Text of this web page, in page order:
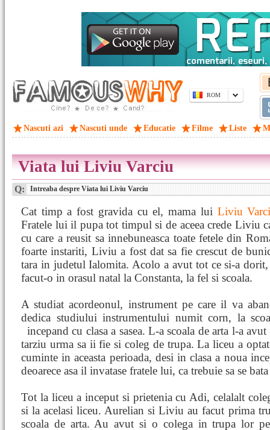
ROM
Nascuti azi Nascuti unde Educatie Filme Liste
Viata lui Liviu Varciu
Q: Intreaba despre Viata lui Liviu Varciu
Cat timp a fost gravida cu el, mama lui Liviu
Fratele lui il pupa tot timpul si de aceea crede Liviu
cu care a reusit sa innebuneasca toate fetele din
foarte instariti, Liviu a fost dat sa fie crescut de
tara in judetul Ialomita. Acolo a avut tot ce si-a
facut-o in orasul natal la Constanta, la fel si scoala.
A studiat acordeonul, instrument pe care il va
dedica studiului instrumentului numit corn, la
incepand cu clasa a sasea. L-a scoala de arta l-a
tarziu urma sa ii fie si coleg de trupa. La liceu a
cuminte in aceasta perioada, desi in clasa a noua
deoarece asa il invatase fratele lui, ca trebuie sa se
Tot la liceu a inceput si prietenia cu Adi, celalalt
si la acelasi liceu. Aurelian si Liviu au facut prima
scoala de arta. Au avut si o colega in trupa lor